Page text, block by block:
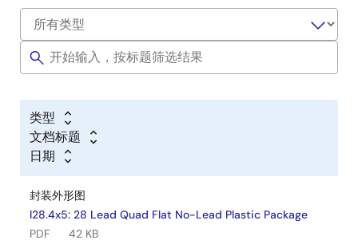
类型
文档标题
日期
封装外形图
l28.4x5: 28 Lead Quad Flat No-Lead Plastic Package
PDF
42 KB